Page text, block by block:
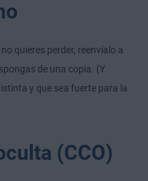
quieres perder, reenvíalo a
de una copia. (Y
y que sea fuerte para la
(CCO)